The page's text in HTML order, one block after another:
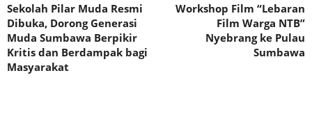
Sekolah Pilar Muda Resmi
Dibuka, Dorong Generasi
Muda Sumbawa Berpikir
Kritis dan Berdampak bagi
Masyarakat
Workshop Film “Lebaran
Film Warga NTB”
Nyebrang ke Pulau
Sumbawa